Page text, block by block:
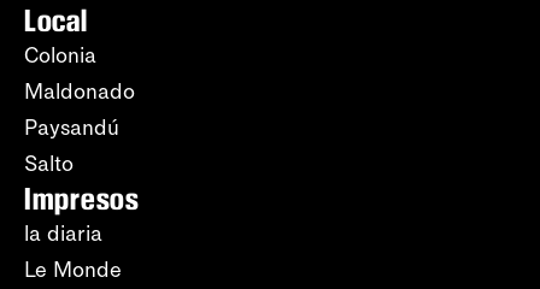
Local
Colonia
Maldonado
Paysandú
Salto
Impresos
la diaria
Le Monde